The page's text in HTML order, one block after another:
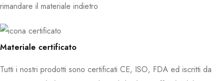
rimandare il materiale indietro
Materiale certificato
Tutti i nostri prodotti sono certificati CE, ISO, FDA ed iscritti da